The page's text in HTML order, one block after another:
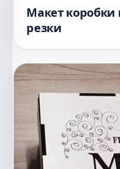
Макет
резки